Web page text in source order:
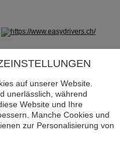
auf unserer Website.
unerlässlich, während
Website und Ihre
Manche Cookies und
zur Personalisierung von